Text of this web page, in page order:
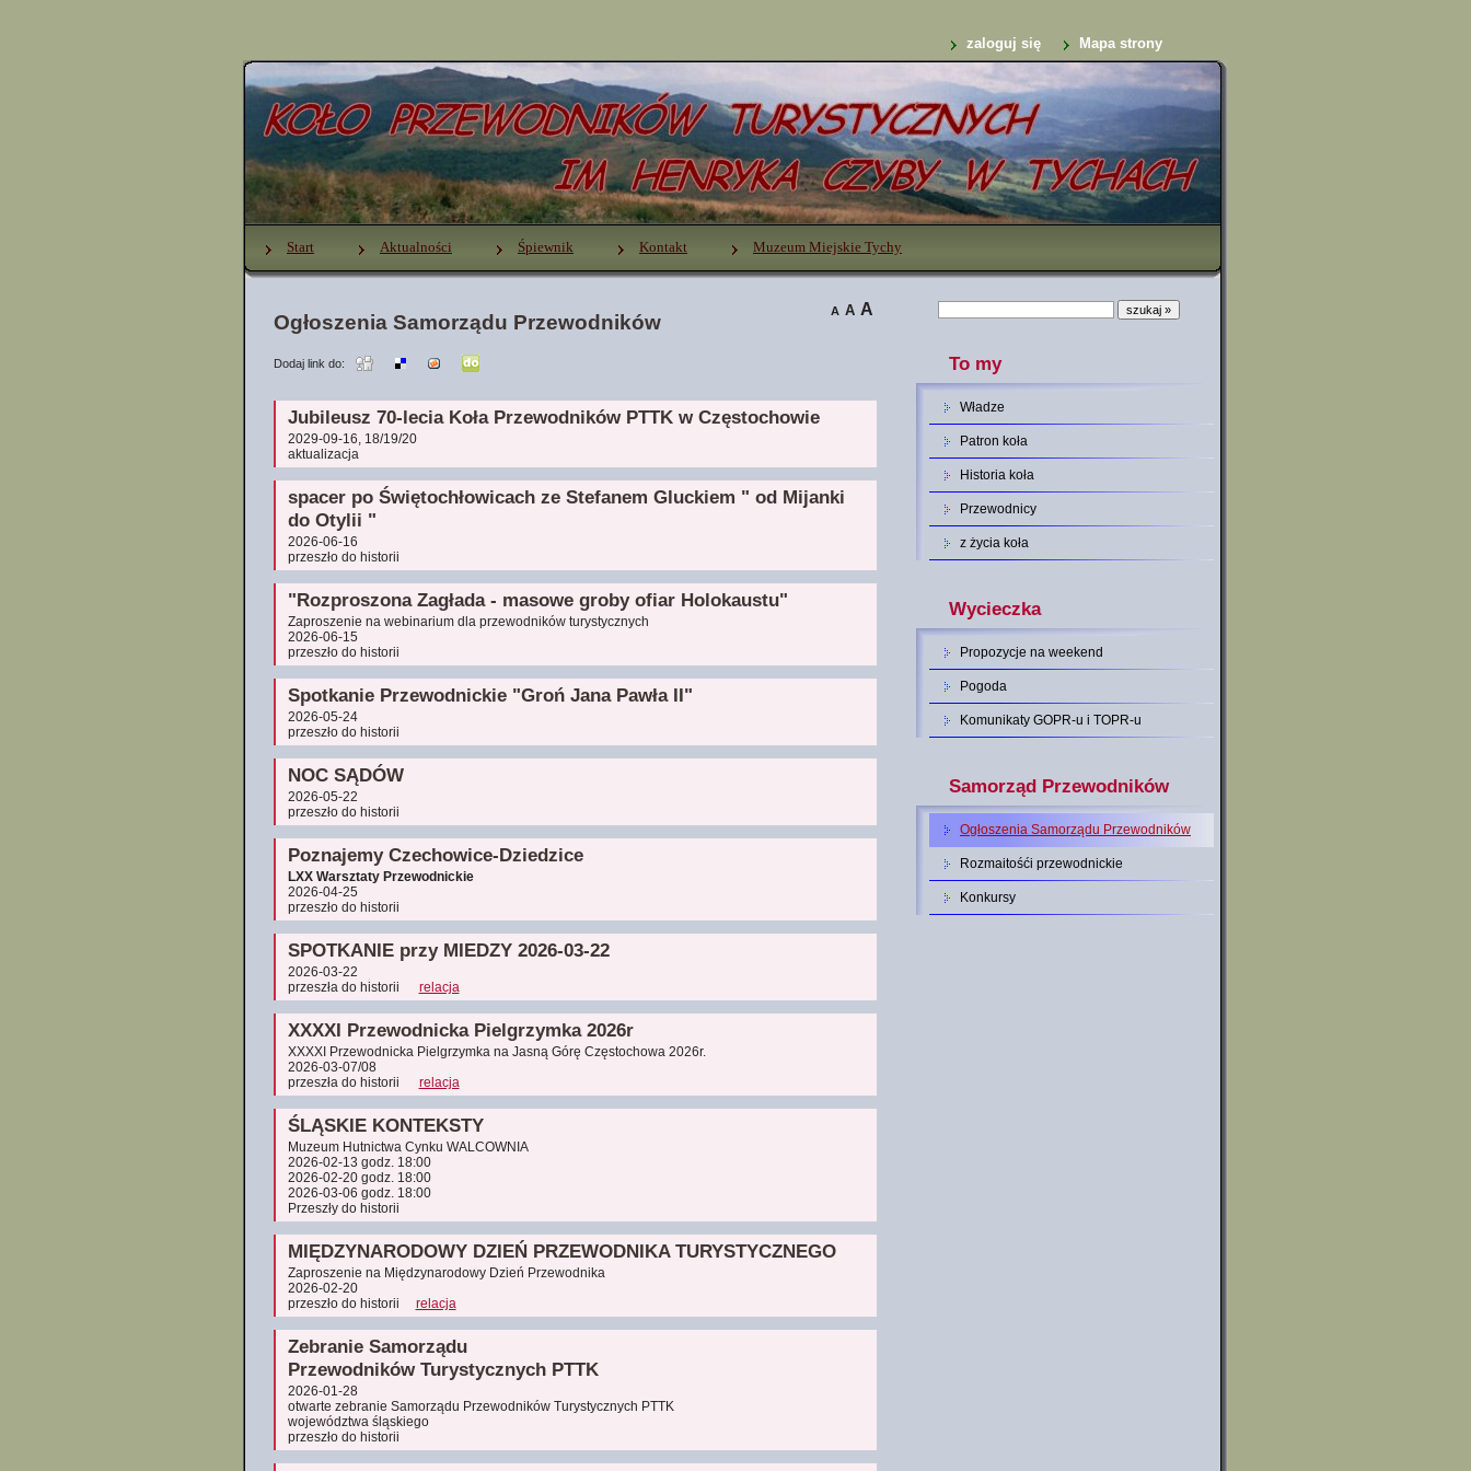
zaloguj się Mapa strony
Start Aktualności Śpiewnik Kontakt Muzeum Miejskie Tychy
To my
Władze
Patron koła
Historia koła
Przewodnicy
z życia koła
Wycieczka
Propozycje na weekend
Pogoda
Komunikaty GOPR-u i TOPR-u
Samorząd Przewodników
Ogłoszenia Samorządu Przewodników
Rozmaitośći przewodnickie
Konkursy
A A A
Ogłoszenia Samorządu Przewodników
Dodaj link do:
Jubileusz 70-lecia Koła Przewodników PTTK w Częstochowie
2029-09-16, 18/19/20
aktualizacja
spacer po Świętochłowicach ze Stefanem Gluckiem " od Mijanki
do Otylii "
2026-06-16
przeszło do historii
"Rozproszona Zagłada - masowe groby ofiar Holokaustu"
Zaproszenie na webinarium dla przewodników turystycznych
2026-06-15
przeszło do historii
Spotkanie Przewodnickie "Groń Jana Pawła II"
2026-05-24
przeszło do historii
NOC SĄDÓW
2026-05-22
przeszło do historii
Poznajemy Czechowice-Dziedzice
LXX Warsztaty Przewodnickie
2026-04-25
przeszło do historii
SPOTKANIE przy MIEDZY 2026-03-22
2026-03-22
przeszła do historii relacja
XXXXI Przewodnicka Pielgrzymka 2026r
XXXXI Przewodnicka Pielgrzymka na Jasną Górę Częstochowa 2026r.
2026-03-07/08
przeszła do historii relacja
ŚLĄSKIE KONTEKSTY
Muzeum Hutnictwa Cynku WALCOWNIA
2026-02-13 godz. 18:00
2026-02-20 godz. 18:00
2026-03-06 godz. 18:00
Przeszły do historii
MIĘDZYNARODOWY DZIEŃ PRZEWODNIKA TURYSTYCZNEGO
Zaproszenie na Międzynarodowy Dzień Przewodnika
2026-02-20
przeszło do historii relacja
Zebranie Samorządu
Przewodników Turystycznych PTTK
2026-01-28
otwarte zebranie Samorządu Przewodników Turystycznych PTTK
województwa śląskiego
przeszło do historii